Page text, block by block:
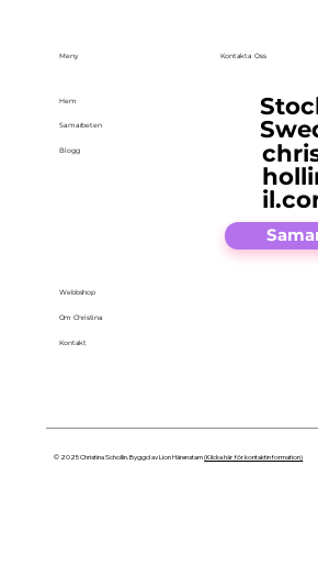
Meny
Hem
Samarbeten
Blogg
Webbshop
Om Christina
Kontakt
Kontakta Oss
© 2025 Christina Schollin. Byggd av Lion Härenstam(Klicka här för kontaktinformation)